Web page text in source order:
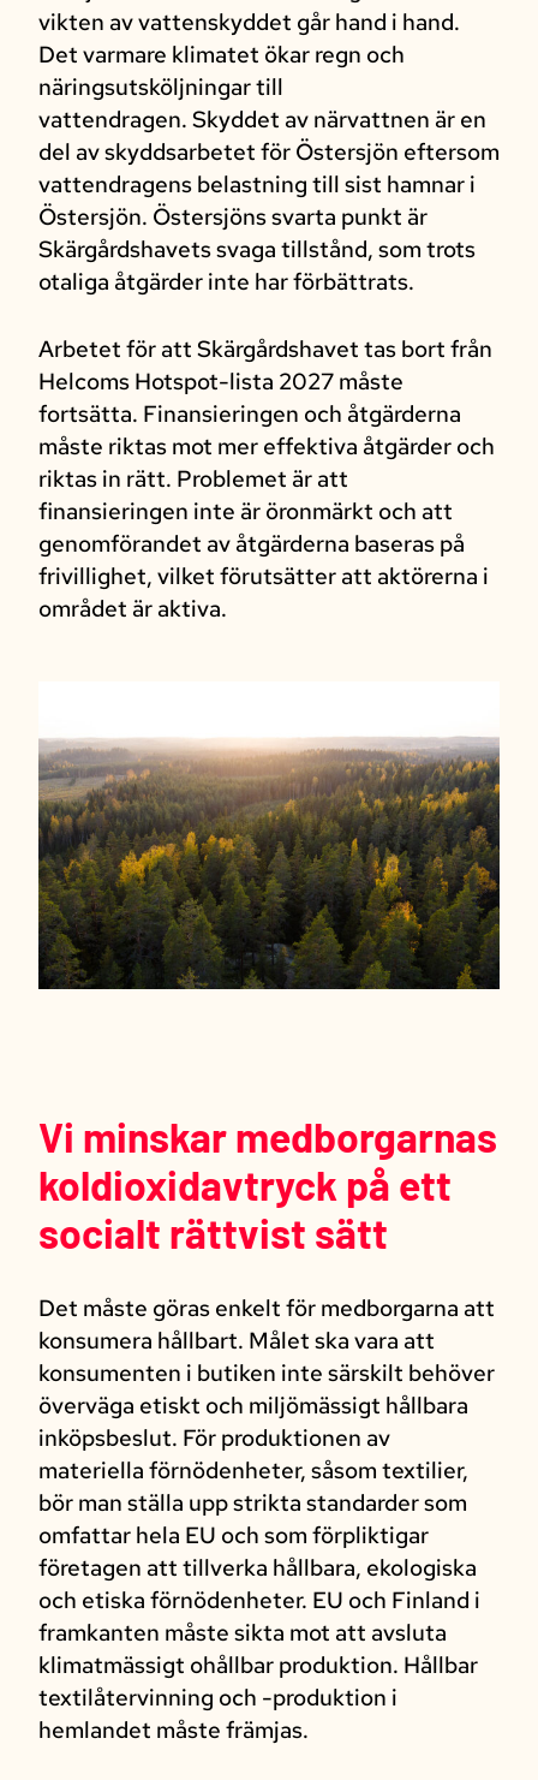
vikten av vattenskyddet går hand i hand.
Det varmare klimatet ökar regn och
näringsutsköljningar till
vattendragen. Skyddet av närvattnen är en
del av skyddsarbetet för Östersjön eftersom
vattendragens belastning till sist hamnar i
Östersjön. Östersjöns svarta punkt är
Skärgårdshavets svaga tillstånd, som trots
otaliga åtgärder inte har förbättrats.
Arbetet för att Skärgårdshavet tas bort från
Helcoms Hotspot-lista 2027 måste
fortsätta. Finansieringen och åtgärderna
måste riktas mot mer effektiva åtgärder och
riktas in rätt. Problemet är att
finansieringen inte är öronmärkt och att
genomförandet av åtgärderna baseras på
frivillighet, vilket förutsätter att aktörerna i
området är aktiva.
Vi minskar medborgarnas
koldioxidavtryck på ett
socialt rättvist sätt
Det måste göras enkelt för medborgarna att
konsumera hållbart. Målet ska vara att
konsumenten i butiken inte särskilt behöver
överväga etiskt och miljömässigt hållbara
inköpsbeslut. För produktionen av
materiella förnödenheter, såsom textilier,
bör man ställa upp strikta standarder som
omfattar hela EU och som förpliktigar
företagen att tillverka hållbara, ekologiska
och etiska förnödenheter. EU och Finland i
framkanten måste sikta mot att avsluta
klimatmässigt ohållbar produktion. Hållbar
textilåtervinning och -produktion i
hemlandet måste främjas.